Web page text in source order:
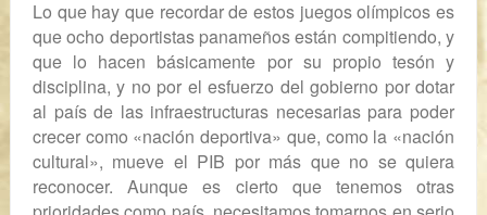
Lo que hay que recordar de estos juegos olímpicos es
que ocho deportistas panameños están compitiendo, y
que lo hacen básicamente por su propio tesón y
disciplina, y no por el esfuerzo del gobierno por dotar
al país de las infraestructuras necesarias para poder
crecer como «nación deportiva» que, como la «nación
cultural», mueve el PIB por más que no se quiera
reconocer. Aunque es cierto que tenemos otras